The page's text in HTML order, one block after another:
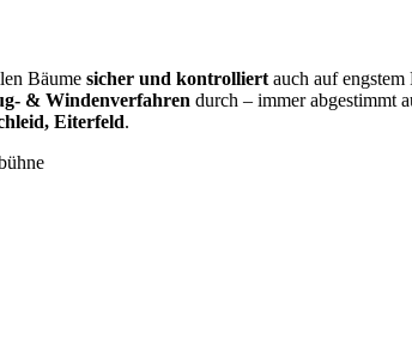
Bäume sicher und kontrolliert auch auf
& Windenverfahren durch – immer abgestimmt
Eiterfeld.